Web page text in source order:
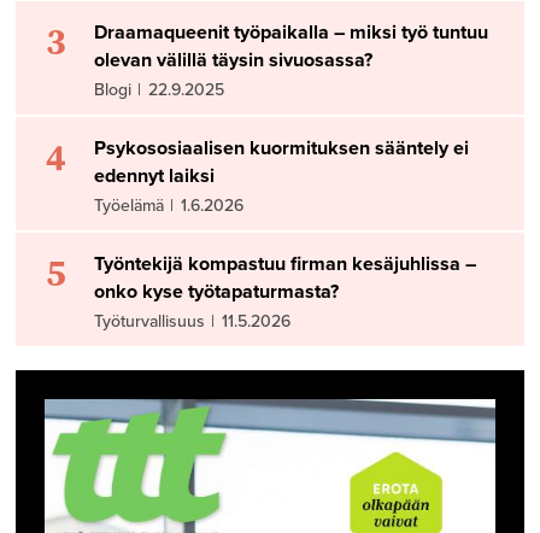
3
Draamaqueenit työpaikalla – miksi työ tuntuu
olevan välillä täysin sivuosassa?
Blogi | 22.9.2025
4
Psykososiaalisen kuormituksen sääntely ei
edennyt laiksi
Työelämä | 1.6.2026
5
Työntekijä kompastuu firman kesäjuhlissa –
onko kyse työtapaturmasta?
Työturvallisuus | 11.5.2026